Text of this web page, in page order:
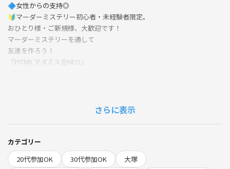
🔷女性からの支持◎
🔰マーダーミステリー初心者・未経験者限定。
おひとり様・ご新規様、大歓迎です！
マーダーミステリーを通して
友達を作ろう！
『PITMILマダミス会NEO』
------------------------------------------
---------------------
🍽PITMIL NEOは軽食付き🍽
さらに表示
カテゴリー
20代参加OK
30代参加OK
大塚